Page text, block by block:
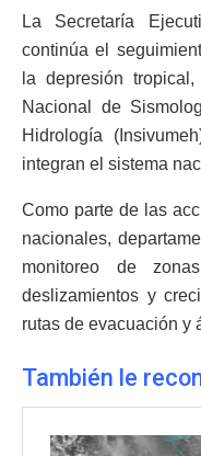
La Secretaría
continúa el
la depresión
Nacional de
Hidrología
integran el sistema
Como parte de las
nacionales,
monitoreo de
deslizamientos y
rutas de evacuación y
También le